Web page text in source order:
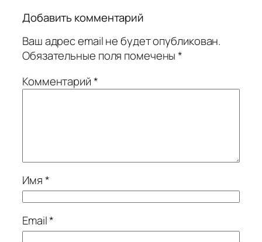
Добавить комментарий
Ваш адрес email не будет опубликован.
Обязательные поля помечены*
Комментарий*
Имя*
Email*